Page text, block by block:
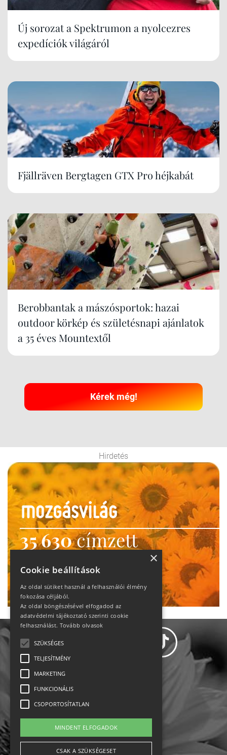
Új sorozat a Spektrumon a nyolcezres
expedíciók világáról
Fjällräven Bergtagen GTX Pro héjkabát
Berobbantak a mászósportok: hazai
outdoor körkép és születésnapi ajánlatok
a 35 éves Mountextől
Kérek még!
Hirdetés
35 630címzett
heti motiváció
Ne maradj le!
Állásajánlatok
Impresszum-kapcsolat
×
Cookie beállítások
Az oldal sütiket használ a felhasználói élmény
fokozása céljából.
Az oldal böngészésével elfogadod az
adatvédelmi tájékoztató szerinti cookie
felhasználást. Tovább olvasok
SZÜKSÉGES
TELJESÍTMÉNY
MARKETING
FUNKCIONÁLIS
CSOPORTOSÍTATLAN
MINDENT ELFOGADOK
CSAK A SZÜKSÉGESET